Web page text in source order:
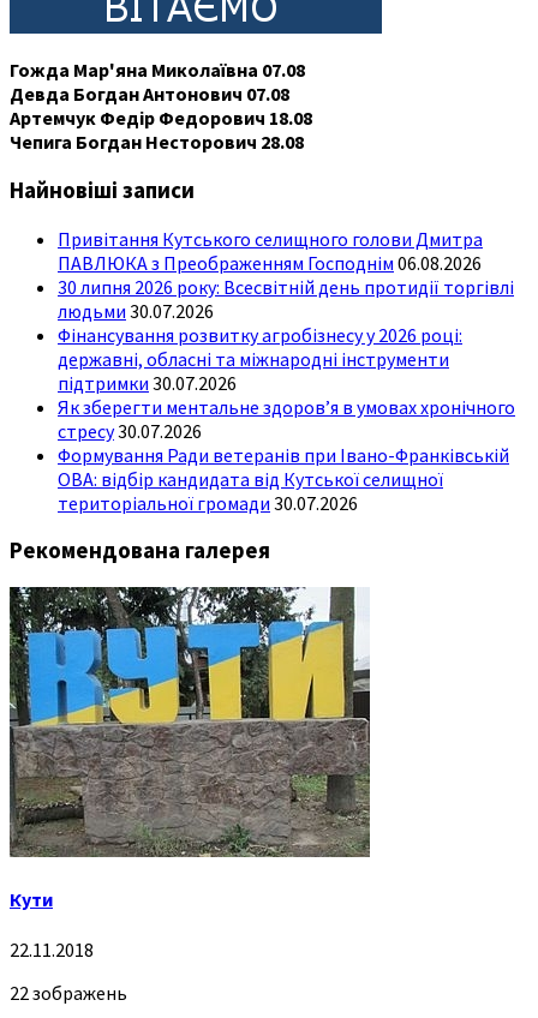
Гожда Мар'яна Миколаївна 07.08
Девда Богдан Антонович 07.08
Артемчук Федір Федорович 18.08
Чепига Богдан Несторович 28.08
Найновіші записи
Привітання Кутського селищного голови Дмитра
ПАВЛЮКА з Преображенням Господнім 06.08.2026
30 липня 2026 року: Всесвітній день протидії торгівлі
людьми 30.07.2026
Фінансування розвитку агробізнесу у 2026 році:
державні, обласні та міжнародні інструменти
підтримки 30.07.2026
Як зберегти ментальне здоров’я в умовах хронічного
стресу30.07.2026
Формування Ради ветеранів при Івано-Франківській
ОВА: відбір кандидата від Кутської селищної
територіальної громади 30.07.2026
Рекомендована галерея
Кути
22.11.2018
22 зображень